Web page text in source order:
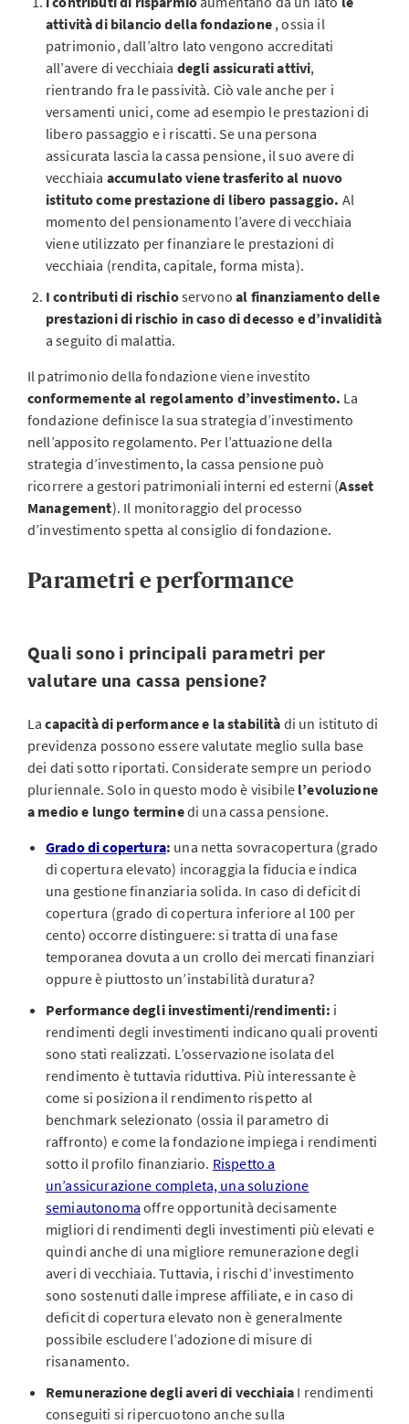
attività di bilancio della fondazione , ossia il
patrimonio, dall’altro lato vengono accreditati
all’avere di vecchiaia degli assicurati attivi,
rientrando fra le passività. Ciò vale anche per i
versamenti unici, come ad esempio le prestazioni di
libero passaggio e i riscatti. Se una persona
assicurata lascia la cassa pensione, il suo avere di
vecchiaia accumulato viene trasferito al nuovo
istituto come prestazione di libero passaggio. Al
momento del pensionamento l’avere di vecchiaia
viene utilizzato per finanziare le prestazioni di
vecchiaia (rendita, capitale, forma mista).
I contributi di rischioservonoal finanziamento delle
prestazioni di rischio in caso di decesso e d’invalidità
a seguito di malattia.
Il patrimonio della fondazione viene investito
conformemente al regolamento d’investimento. La
fondazione definisce la sua strategia d’investimento
nell’apposito regolamento. Per l’attuazione della
strategia d’investimento, la cassa pensione può
ricorrere a gestori patrimoniali interni ed esterni (Asset
Management). Il monitoraggio del processo
d’investimento spetta al consiglio di fondazione.
Parametri e performance
Quali sono i principali parametri per
valutare una cassa pensione?
Lacapacità di performancee la stabilità di un istituto di
previdenza possono essere valutate meglio sulla base
dei dati sotto riportati. Considerate sempre un periodo
pluriennale. Solo in questo modo è visibile l’evoluzione
a medio e lungo terminedi una cassa pensione.
Grado di copertura: una netta sovracopertura (grado
di copertura elevato) incoraggia la fiducia e indica
una gestione finanziaria solida. In caso di deficit di
copertura (grado di copertura inferiore al 100 per
cento) occorre distinguere: si tratta di una fase
temporanea dovuta a un crollo dei mercati finanziari
oppure è piuttosto un’instabilità duratura?
Performance degli investimenti/rendimenti: i
rendimenti degli investimenti indicano quali proventi
sono stati realizzati. L’osservazione isolata del
rendimento è tuttavia riduttiva. Più interessante è
come si posiziona il rendimento rispetto al
benchmark selezionato (ossia il parametro di
raffronto) e come la fondazione impiega i rendimenti
sotto il profilo finanziario. Rispetto a
un’assicurazione completa, una soluzione
semiautonoma offre opportunità decisamente
migliori di rendimenti degli investimenti più elevati e
quindi anche di una migliore remunerazione degli
averi di vecchiaia. Tuttavia, i rischi d’investimento
sono sostenuti dalle imprese affiliate, e in caso di
deficit di copertura elevato non è generalmente
possibile escludere l’adozione di misure di
risanamento.
Remunerazione degli averi di vecchiaia I rendimenti
conseguiti si ripercuotono anche sulla